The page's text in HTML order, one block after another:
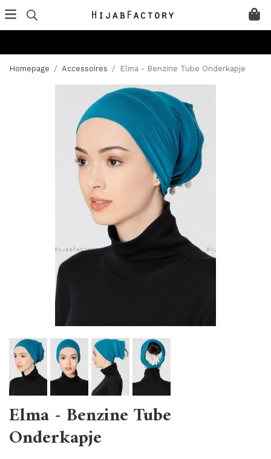
Homepage / Accessoires / Elma - Benzine Tube Onderkapje
Elma - Benzine Tube
Onderkapje